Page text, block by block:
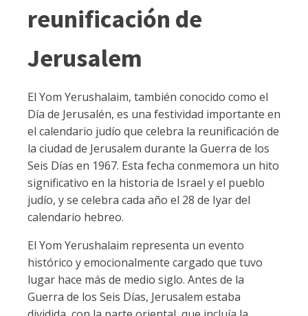
reunificación de
Jerusalem
El Yom Yerushalaim, también conocido como el
Día de Jerusalén, es una festividad importante en
el calendario judío que celebra la reunificación de
la ciudad de Jerusalem durante la Guerra de los
Seis Días en 1967. Esta fecha conmemora un hito
significativo en la historia de Israel y el pueblo
judío, y se celebra cada año el 28 de Iyar del
calendario hebreo.
El Yom Yerushalaim representa un evento
histórico y emocionalmente cargado que tuvo
lugar hace más de medio siglo. Antes de la
Guerra de los Seis Días, Jerusalem estaba